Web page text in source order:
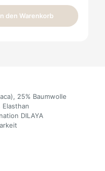
den Warenkorb
25% Baumwolle
Elasthan
DILAYA